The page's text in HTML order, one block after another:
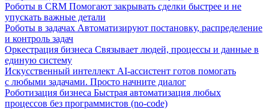
Роботы в CRM Помогают закрывать сделки быстрее и не
упускать важные детали
Роботы в задачах Автоматизируют постановку, распределение
и контроль задач
Оркестрация бизнеса Связывает людей, процессы и данные в
единую систему
Искусственный интеллект AI-ассистент готов помогать
с любыми задачами. Просто начните диалог
Роботизация бизнеса Быстрая автоматизация любых
процессов без программистов (no-code)